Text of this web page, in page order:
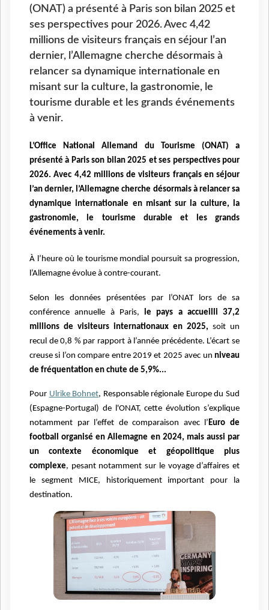
(ONAT) a présenté à Paris son bilan 2025 et
ses perspectives pour 2026. Avec 4,42
millions de visiteurs français en séjour l’an
dernier, l’Allemagne cherche désormais à
relancer sa dynamique internationale en
misant sur la culture, la gastronomie, le
tourisme durable et les grands événements
à venir.
L’Office National Allemand du Tourisme (ONAT) a
présenté à Paris son bilan 2025 et ses perspectives pour
2026. Avec 4,42 millions de visiteurs français en séjour
l’an dernier, l’Allemagne cherche désormais à relancer sa
dynamique internationale en misant sur la culture, la
gastronomie, le tourisme durable et les grands
événements à venir.
À l’heure où le tourisme mondial poursuit sa progression,
l’Allemagne évolue à contre-courant.
Selon les données présentées par l’ONAT lors de sa
conférence annuelle à Paris,
le pays a accueilli 37,2
millions de visiteurs internationaux en 2025, soit un
recul de 0,8 % par rapport à l’année précédente. L’écart se
creuse si l’on compare entre 2019 et 2025 avec un niveau
de fréquentation en chute de 5,9%...
Pour Ulrike Bohnet, Responsable régionale Europe du Sud
(Espagne-Portugal) de l'ONAT, cette évolution s’explique
notamment par l’effet de comparaison avec l’ Euro de
football organisé en Allemagne en 2024, mais aussi par
un contexte économique et géopolitique plus
complexe, pesant notamment sur le voyage d’affaires et
le segment MICE, historiquement important pour la
destination.